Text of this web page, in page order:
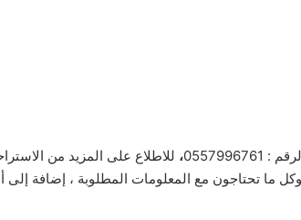
، للاطلاع على المزيد من
ما تحتاجون مع المعلومات المطلوبة ، إضافة إلى